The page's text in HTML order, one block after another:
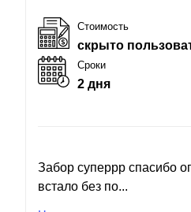
Стоимость
скрыто
Сроки
2 дня
Забор суперрр спасибо
встало без по...